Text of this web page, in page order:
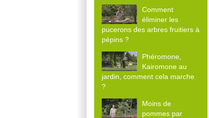
Comment
éliminer les
pucerons des arbres fruitiers à
pépins ?
Phéromone,
Kairomone au
jardin, comment cela marche
?
Moins de
pommes par